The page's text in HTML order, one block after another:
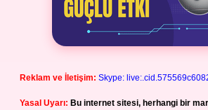
Reklam ve İletişim: Skype:
Yasal Uyarı: Bu internet sitesi, herhangi bir